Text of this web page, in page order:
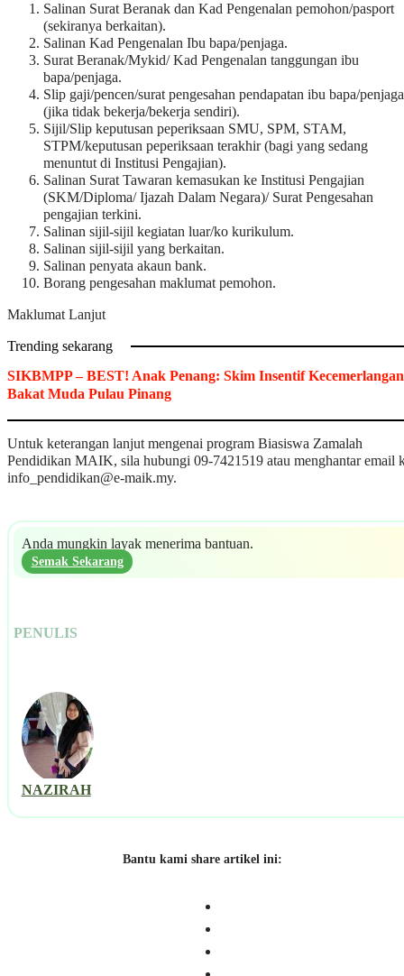
Salinan Surat Beranak dan Kad Pengenalan pemohon/pasport
(sekiranya berkaitan).
Salinan Kad Pengenalan Ibu bapa/penjaga.
Surat Beranak/Mykid/ Kad Pengenalan tanggungan ibu
bapa/penjaga.
Slip gaji/pencen/surat pengesahan pendapatan ibu bapa/penjaga
(jika tidak bekerja/bekerja sendiri).
Sijil/Slip keputusan peperiksaan SMU, SPM, STAM,
STPM/keputusan peperiksaan terakhir (bagi yang sedang
menuntut di Institusi Pengajian).
Salinan Surat Tawaran kemasukan ke Institusi Pengajian
(SKM/Diploma/ Ijazah Dalam Negara)/ Surat Pengesahan
pengajian terkini.
Salinan sijil-sijil kegiatan luar/ko kurikulum.
Salinan sijil-sijil yang berkaitan.
Salinan penyata akaun bank.
Borang pengesahan maklumat pemohon.
Maklumat Lanjut
Trending sekarang
SIKBMPP – BEST! Anak Penang: Skim Insentif Kecemerlangan
Bakat Muda Pulau Pinang
Untuk keterangan lanjut mengenai program Biasiswa Zamalah
Pendidikan MAIK, sila hubungi 09-7421519 atau menghantar email
info_pendidikan@e-maik.my.
Anda mungkin layak menerima bantuan.
Semak Sekarang
PENULIS
NAZIRAH
Bantu kami share artikel ini: